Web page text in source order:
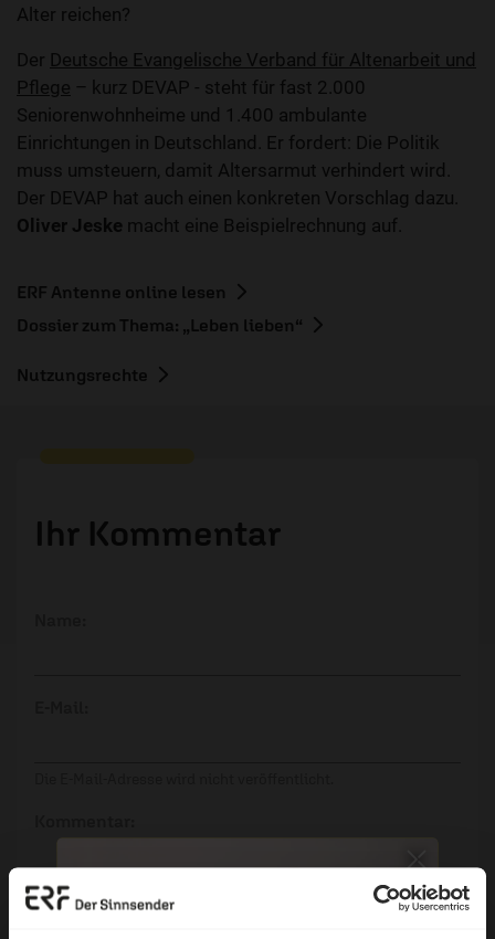
Alter reichen?
Der Deutsche Evangelische Verband für Altenarbeit und
Pflege – kurz DEVAP - steht für fast 2.000
Seniorenwohnheime und 1.400 ambulante
Einrichtungen in Deutschland. Er fordert: Die Politik
muss umsteuern, damit Altersarmut verhindert wird.
Der DEVAP hat auch einen konkreten Vorschlag dazu.
Oliver Jeske macht eine Beispielrechnung auf.
ERF Antenne online lesen
Dossier zum Thema: „Leben lieben“
Nutzungsrechte
Ihr Kommentar